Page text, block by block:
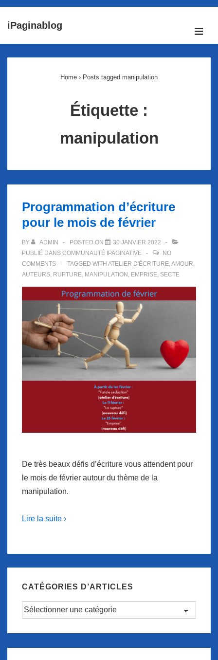
passer
iPaginablog
Home › Posts tagged manipulation
Étiquette :
manipulation
Programmation d’écriture
pour le mois de février
BY ADMIN POSTED ON
30 JANVIER 2022
PUBLIÉ DANS COMMUNAUTÉ IPAGINATIVE
NO
COMMENTS
TAGGED WITH ATELIER D'ÉCRITURE,AMOUR,
AUTEURS, RUPTURE, MANIPULATION , EMPRISE, SECTE
De très beaux défis d’écriture vous attendent pour
le mois de février autour du thème de la
manipulation.
Lire la suite ›
CATÉGORIES D’ARTICLES
Catégories